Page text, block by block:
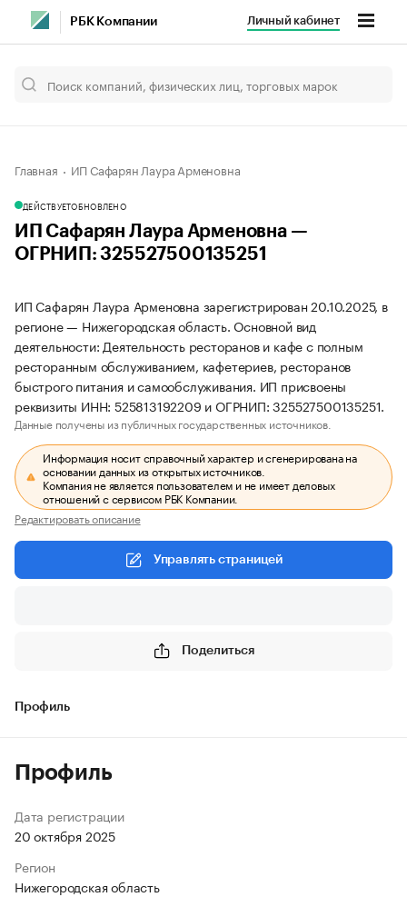
РБК Компании Личный кабинет
Главная ИП Сафарян Лаура Арменовна
ДЕЙСТВУЕТОБНОВЛЕНО
ИП Сафарян Лаура Арменовна —
ОГРНИП: 325527500135251
ИП Сафарян Лаура Арменовна зарегистрирован 20.10.2025, в
регионе — Нижегородская область. Основной вид
деятельности: Деятельность ресторанов и кафе с полным
ресторанным обслуживанием, кафетериев, ресторанов
быстрого питания и самообслуживания. ИП присвоены
реквизиты ИНН: 525813192209 и ОГРНИП: 325527500135251.
Данные получены из публичных государственных источников.
Информация носит справочный характер и сгенерирована на
основании данных из открытых источников.
Компания не является пользователем и не имеет деловых
отношений с сервисом РБК Компании.
Редактировать описание
Управлять страницей
Поделиться
Профиль
Профиль
Дата регистрации
20 октября 2025
Регион
Нижегородская область